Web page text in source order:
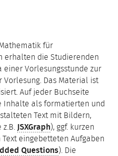
für
erhalten die Studierenden
Vorlesungsstunde zur
Das Material ist
Auf jeder Buchseite
Inhalte als formatierten und
Text mit Bildern,
JSXGraph), ggf. kurzen
eingebetteten Aufgaben
Questions). Die